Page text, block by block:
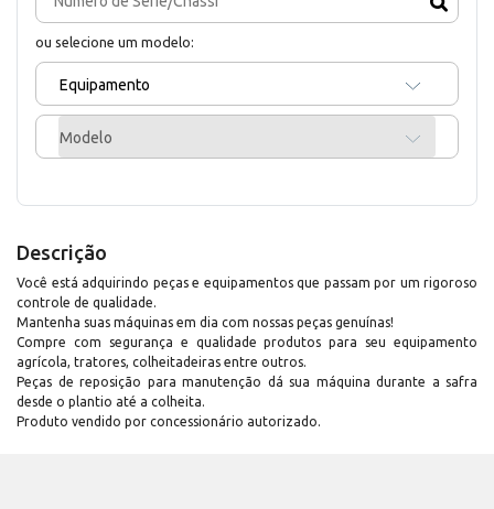
ou selecione um modelo:
Equipamento
Modelo
Descrição
Você está adquirindo peças e equipamentos que passam por um rigoroso
controle de qualidade.
Mantenha suas máquinas em dia com nossas peças genuínas!
Compre com segurança e qualidade produtos para seu equipamento
agrícola, tratores, colheitadeiras entre outros.
Peças de reposição para manutenção dá sua máquina durante a safra
desde o plantio até a colheita.
Produto vendido por concessionário autorizado.